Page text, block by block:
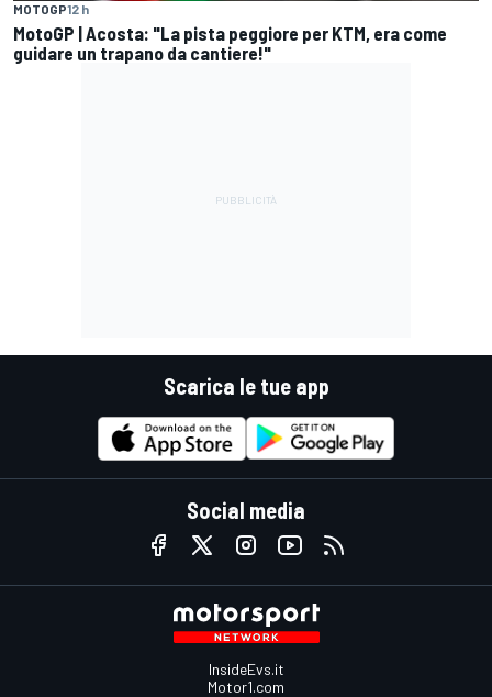
MOTOGP12 h
MotoGP | Acosta: "La pista peggiore per KTM, era come
guidare un trapano da cantiere!"
Scarica le tue app
Social media
InsideEvs.it
Motor1.com